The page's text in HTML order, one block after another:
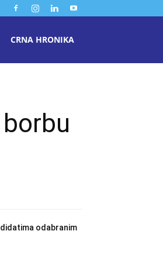
CRNA HRONIKA
odabranim